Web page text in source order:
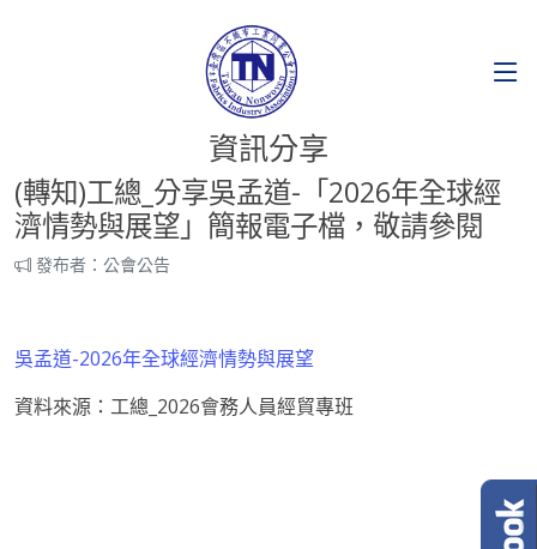
資訊分享
(轉知)工總_分享吳孟道-「2026年全球經
濟情勢與展望」簡報電子檔，敬請參閱
發布者：公會公告
吳孟道-2026年全球經濟情勢與展望
資料來源：工總_2026會務人員經貿專班